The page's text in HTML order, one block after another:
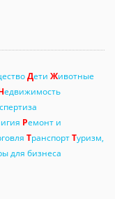
Дети Животные
едвижимость
Ремонт и
ТранспортТуризм,
для бизнеса